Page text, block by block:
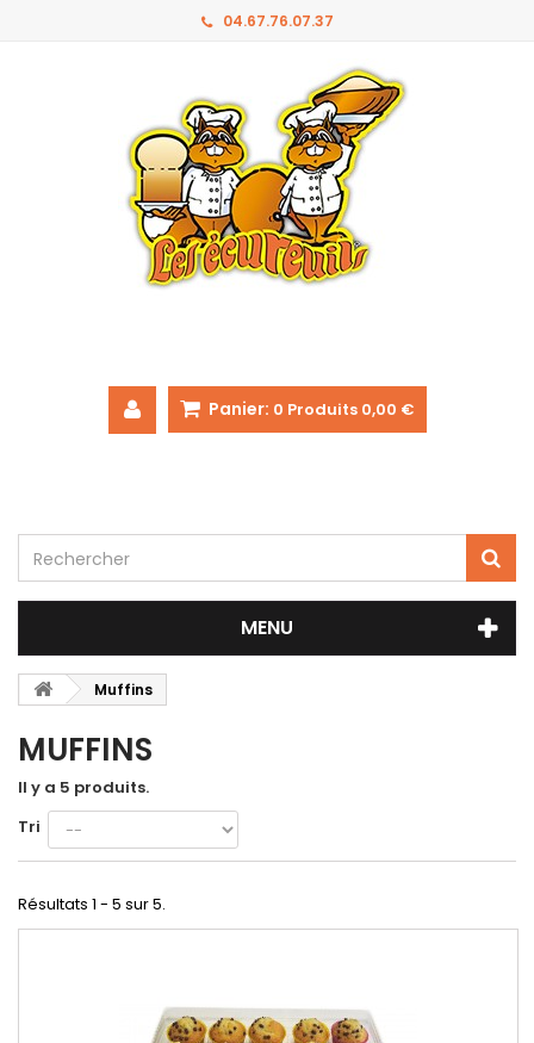
04.67.76.07.37
Panier: 0 Produits 0,00 €
MENU
Muffins
MUFFINS
Il y a 5 produits.
Tri
Résultats 1 - 5 sur 5.